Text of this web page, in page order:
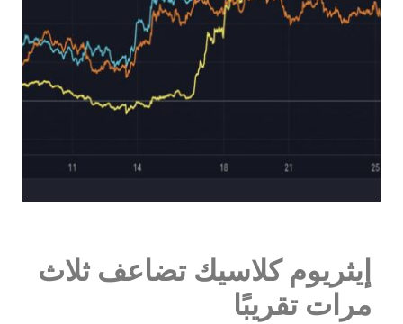
إيثريوم كلاسيك تضاعف ثلاث
مرات تقريبًا